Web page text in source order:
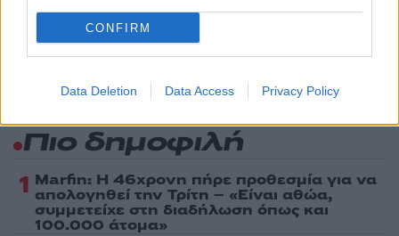
CONFIRM
Data Deletion Data Access Privacy Policy
ενημερωθείτε πρώτοι για όλη την ειδησεογραφία και τα
τελευταία νέατης ημέρας
Πιο δημοφιλή
1 Marfin: Η 46χρονη πήρε προθεσμία για να
απολογηθεί την Τρίτη – «Είναι αθώα,
συμμετείχε στη διαδήλωση όπως και
100.000 άτομα»